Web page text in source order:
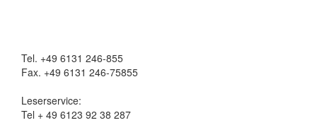
Tel. +49 6131 246-855
Fax. +49 6131 246-75855
Leserservice:
Tel + 49 6123 92 38 287